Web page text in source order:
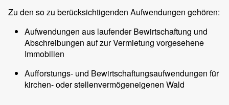
Zu den so zu berücksichtigenden Aufwendungen gehören:
Aufwendungen aus laufender Bewirtschaftung und
Abschreibungen auf zur Vermietung vorgesehene
Immobilien
Aufforstungs- und Bewirtschaftungsaufwendungen für
kirchen- oder stellenvermögeneigenen Wald